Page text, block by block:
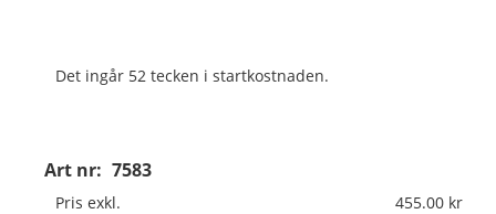
Art nr: 7583
Det ingår 52 tecken i startkostnaden.
Pris exkl. 455.00